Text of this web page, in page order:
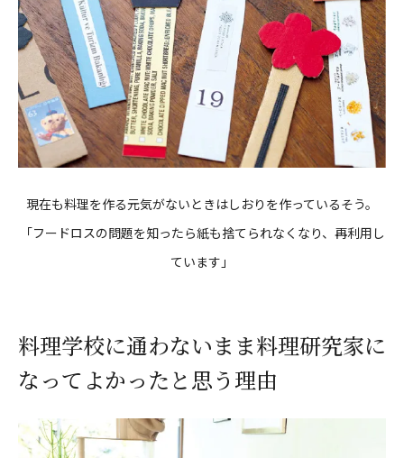
現在も料理を作る元気がないときはしおりを作っているそう。
「フードロスの問題を知ったら紙も捨てられなくなり、再利用し
ています」
料理学校に通わないまま料理研究家に
なってよかったと思う理由